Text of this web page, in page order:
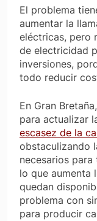
El problema
aumentar la
eléctricas, pero
de electricidad
inversiones,
todo reducir
En Gran
para actualizar
escasez de la
obstaculizando
necesarios
lo que aumenta
quedan
problema con
para producir